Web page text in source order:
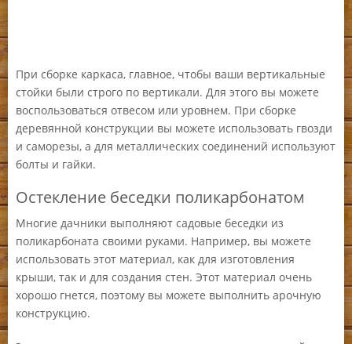
При сборке каркаса, главное, чтобы ваши вертикальные
стойки были строго по вертикали. Для этого вы можете
воспользоваться отвесом или уровнем. При сборке
деревянной конструкции вы можете использовать гвозди
и саморезы, а для металлических соединений используют
болты и гайки.
Остекление беседки поликарбонатом
Многие дачники выполняют садовые беседки из
поликарбоната своими руками. Например, вы можете
использовать этот материал, как для изготовления
крыши, так и для создания стен. Этот материал очень
хорошо гнется, поэтому вы можете выполнить арочную
конструкцию.